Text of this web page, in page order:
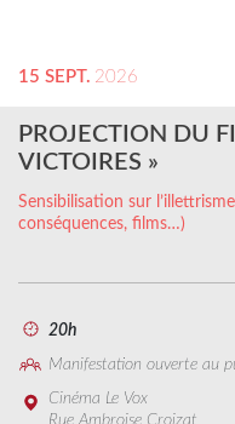
15 SEPT. 2026
PROJECTION DU
VICTOIRES »
Sensibilisation sur
conséquences, films…)
20h
Manifestation ouverte au
Cinéma Le Vox
Rue Ambroise Croizat